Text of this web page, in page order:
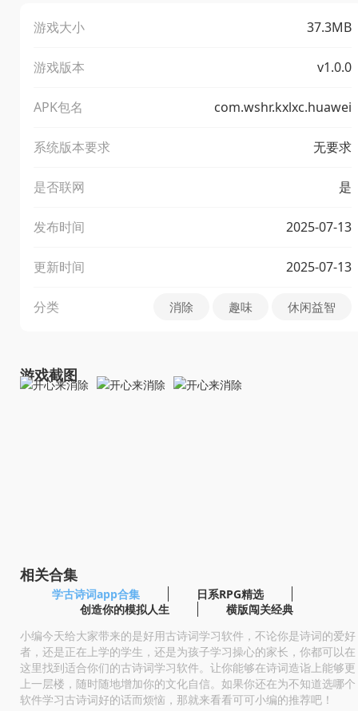
游戏大小 37.3MB
游戏版本 v1.0.0
APK包名 com.wshr.kxlxc.huawei
系统版本要求 无要求
是否联网 是
发布时间 2025-07-13
更新时间 2025-07-13
分类 消除 趣味 休闲益智
游戏截图
相关合集
学古诗词app合集
日系RPG精选
创造你的模拟人生
横版闯关经典
小编今天给大家带来的是好用古诗词学习软件，不论你是诗词的爱好
者，还是正在上学的学生，还是为孩子学习操心的家长，你都可以在
这里找到适合你们的古诗词学习软件。让你能够在诗词造诣上能够更
上一层楼，随时随地增加你的文化自信。如果你还在为不知道选哪个
软件学习古诗词好的话而烦恼，那就来看看可可小编的推荐吧！